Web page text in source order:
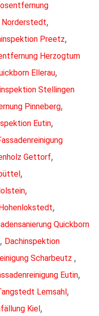
Norderstedt,
Preetz,
Herzogtum
Ellerau,
Stellingen
Pinneberg,
Eutin,
Gettorf,
,
,
,
Quickborn
, Dachinspektion
Scharbeutz ,
Eutin,
Lemsahl,
Kiel,